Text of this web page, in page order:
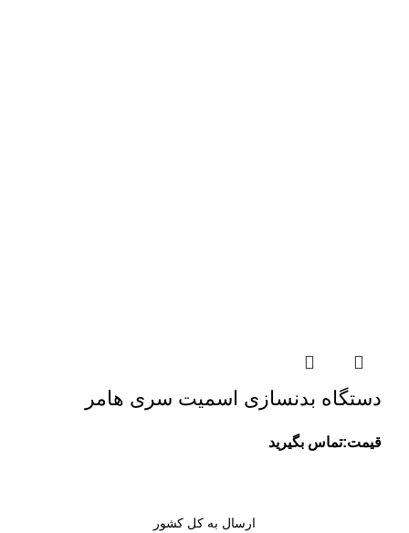
دستگاه بدنسازی اسمیت سری هامر
قیمت:تماس بگیرید
ارسال به کل کشور